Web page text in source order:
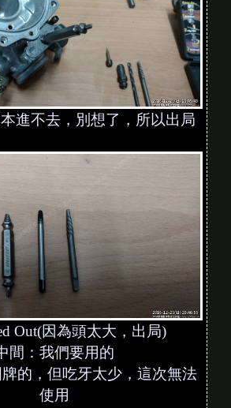
本進不去，別想了，所以出局
Out(因為頭太大，出局)
間：我們要用的
的，但吃牙太少，這次無法
使用